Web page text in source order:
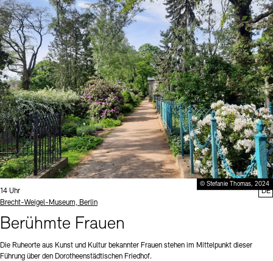
© Stefanie Thomas, 2024
Uhrzeit:
14 Uhr
Standort
Brecht-Weigel-Museum, Berlin
Berühmte Frauen
Die Ruheorte aus Kunst und Kultur bekannter Frauen stehen im Mittelpunkt dieser
Führung über den Dorotheenstädtischen Friedhof.
DE